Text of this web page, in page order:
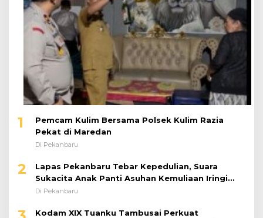
1
Pemcam Kulim Bersama Polsek Kulim Razia
Pekat di Maredan
Di Pekanbaru
2
Lapas Pekanbaru Tebar Kepedulian, Suara
Sukacita Anak Panti Asuhan Kemuliaan Iringi
Bantuan Sosial
Di Pekanbaru
Kodam XIX Tuanku Tambusai Perkuat